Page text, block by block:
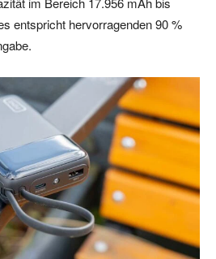
entspricht hervorragenden 90 %